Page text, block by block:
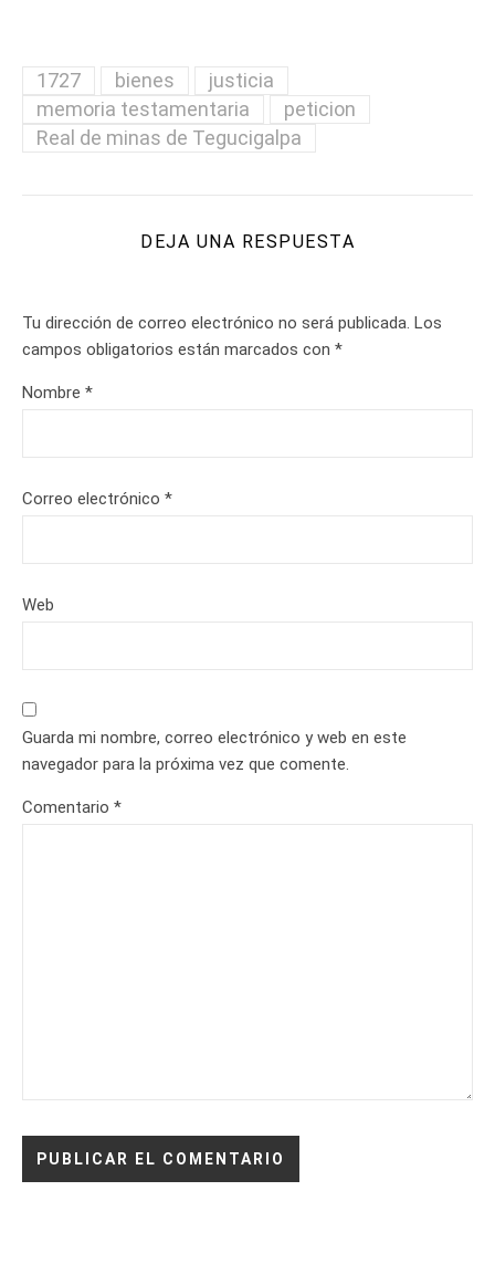
1727 bienes
justicia
memoria testamentaria
peticion
Real de minas de Tegucigalpa
DEJA UNA RESPUESTA
Tu dirección de correo electrónico no será publicada. Los
campos obligatorios están marcados con *
Nombre *
Correo electrónico *
Web
Guarda mi nombre, correo electrónico y web en este
navegador para la próxima vez que comente.
Comentario *